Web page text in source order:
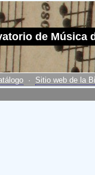
de Música
· Sitio web de la